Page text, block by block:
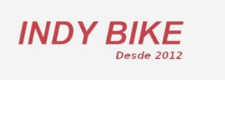
Pular
para
Pular
para